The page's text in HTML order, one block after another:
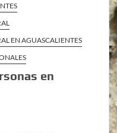
EN AGUASCALIENTES
en